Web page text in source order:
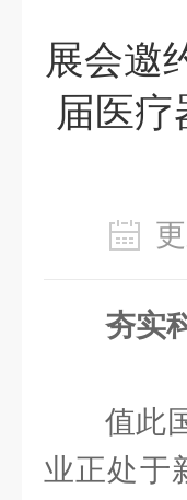
展会邀
届医
夯实
值此
业正处于